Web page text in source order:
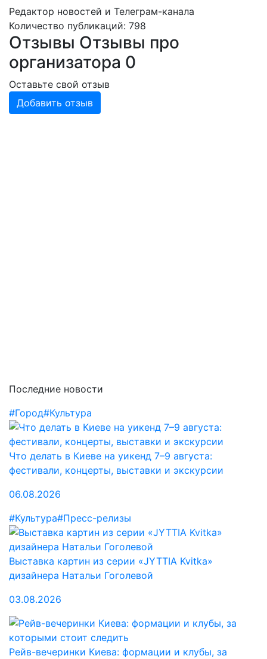
Редактор новостей и Телеграм-канала
Количество публикаций: 798
Отзывы Отзывы про
организатора 0
Оставьте свой отзыв
Добавить отзыв
Последние новости
#Город#Культура
Что делать в Киеве на уикенд 7–9 августа:
фестивали, концерты, выставки и экскурсии
06.08.2026
#Культура#Пресс-релизы
Выставка картин из серии «JYTTIA Kvitka»
дизайнера Натальи Гоголевой
03.08.2026
Рейв-вечеринки Киева: формации и клубы, за